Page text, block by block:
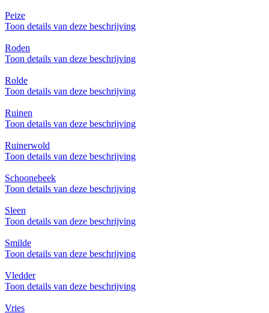
Peize
Toon details van deze beschrijving
Roden
Toon details van deze beschrijving
Rolde
Toon details van deze beschrijving
Ruinen
Toon details van deze beschrijving
Ruinerwold
Toon details van deze beschrijving
Schoonebeek
Toon details van deze beschrijving
Sleen
Toon details van deze beschrijving
Smilde
Toon details van deze beschrijving
Vledder
Toon details van deze beschrijving
Vries